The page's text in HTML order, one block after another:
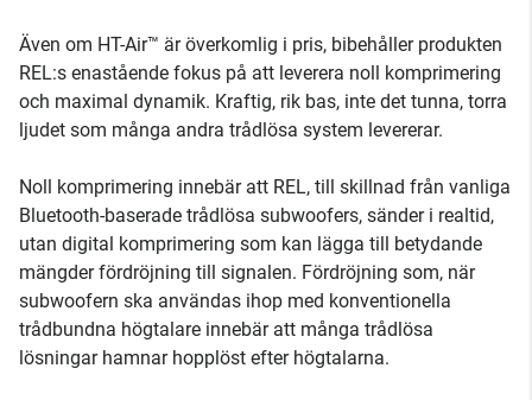
Även om HT-Air™ är överkomlig i pris, bibehåller produkten
REL:s enastående fokus på att leverera noll komprimering
och maximal dynamik. Kraftig, rik bas, inte det tunna, torra
ljudet som många andra trådlösa system levererar.
Noll komprimering innebär att REL, till skillnad från vanliga
Bluetooth-baserade trådlösa subwoofers, sänder i realtid,
utan digital komprimering som kan lägga till betydande
mängder fördröjning till signalen. Fördröjning som, när
subwoofern ska användas ihop med konventionella
trådbundna högtalare innebär att många trådlösa
lösningar hamnar hopplöst efter högtalarna.